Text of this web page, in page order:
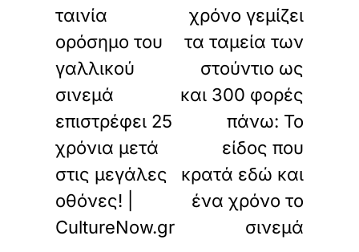
ταινία
ορόσημο του
γαλλικού
σινεμά
επιστρέφει 25
χρόνια μετά
στις μεγάλες
οθόνες! |
CultureNow.gr
χρόνο γεμίζει
τα ταμεία των
στούντιο ως
και 300 φορές
πάνω: Το
είδος που
κρατά εδώ και
ένα χρόνο το
σινεμά